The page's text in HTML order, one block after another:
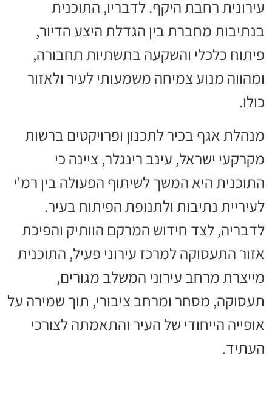
עירונית רחבת היקף. לדבריו, התוכנית
בנתיבות מחברת בין הגדלת היצע הדיור,
פיתוח כלכלי והשקעה בתשתיות תחבורה,
ומהווה מנוע צמיחה משמעותי לעיר ולאזור
כולו.
מנהלת אגף בכיר לתכנון ופרויקטים ברשות
מקרקעי ישראל, עינב רינגלר, ציינה כי
התוכנית היא המשך לשיתוף הפעולה בין רמ'י
לעיריית נתיבות ולתנופת הפיתוח בעיר.
לדבריה, לצד חידוש המרקם הוותיק והפיכת
אזור התעסוקה למרכז עירוני פעיל, התוכנית
מייצרת מרחב עירוני המשלב מגורים,
תעסוקה, מסחר ומרחב ציבורי, תוך שמירה על
אופייה הייחודי של העיר והתאמתה לצורכי
העתיד.